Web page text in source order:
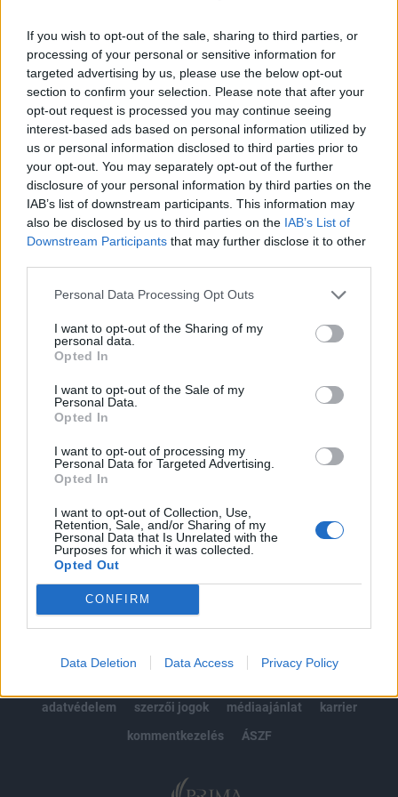
If you wish to opt-out of the sale, sharing to third parties, or
processing of your personal or sensitive information for
targeted advertising by us, please use the below opt-out
section to confirm your selection. Please note that after your
opt-out request is processed you may continue seeing
interest-based ads based on personal information utilized by
us or personal information disclosed to third parties prior to
your opt-out. You may separately opt-out of the further
disclosure of your personal information by third parties on the
IAB’s list of downstream participants. This information may
also be disclosed by us to third parties on the IAB’s List of
Downstream Participants that may further disclose it to other
Personal Data Processing Opt Outs
I want to opt-out of the Sharing of my
personal data.
Opted In
I want to opt-out of the Sale of my
Personal Data.
Opted In
I want to opt-out of processing my
Personal Data for Targeted Advertising.
Opted In
I want to opt-out of Collection, Use,
Retention, Sale, and/or Sharing of my
Personal Data that Is Unrelated with the
Purposes for which it was collected.
Opted Out
CONFIRM
Data Deletion Data Access Privacy Policy
Egyes hírforrások 32, míg mások 40 sebesültről tudnak. Az
Iszlám Állam nevű terrorszervezet Telegram-csatornáján
jelentkezett a támadás elkövetőjeként. A szintén észak-
afganisztáni Kunduzban is robbanás történt: itt tizenegyen
vesztették életüket vagy sebesültek meg egy helyi
egészségügyi tisztségviselő szerint. Jelezte: az áldozatok
száma emelkedhet. A fővárosban...
KEDVES OLVASÓNK!
regisztrációhoz kötött.
Az előfizetés a következőket tartalmazza:
Portfolio.hu teljes cikkarchívum
kötéslistái
Előfizetés
MÁR ELŐFIZETŐNK VAGY?BEJELENTKEZÉS
adatvédelem
szerzői jogok médiaajánlat
karrier
kommentkezelés
ÁSZF